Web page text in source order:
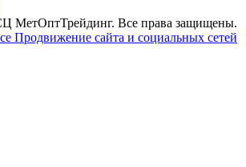
МетОптТрейдинг. Все права защищены.
Продвижение сайта и социальных сетей